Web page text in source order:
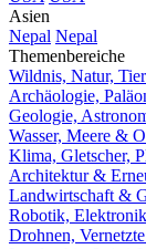
Asien
Nepal Nepal
Themenbereiche
Wildnis, Natur,
Archäologie,
Geologie,
Wasser, Meere &
Klima, Gletscher,
Architektur &
Landwirtschaft &
Robotik,
Drohnen,